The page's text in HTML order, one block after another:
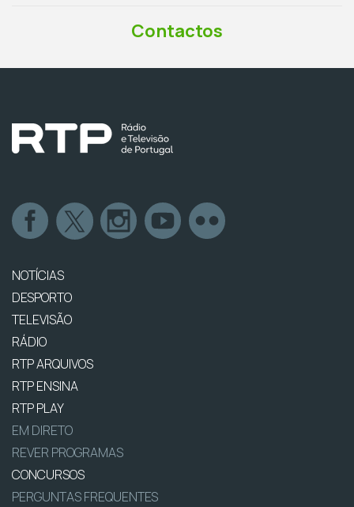
Contactos
NOTÍCIAS
DESPORTO
TELEVISÃO
RÁDIO
RTP ARQUIVOS
RTP ENSINA
RTP PLAY
EM DIRETO
REVER PROGRAMAS
CONCURSOS
PERGUNTAS FREQUENTES